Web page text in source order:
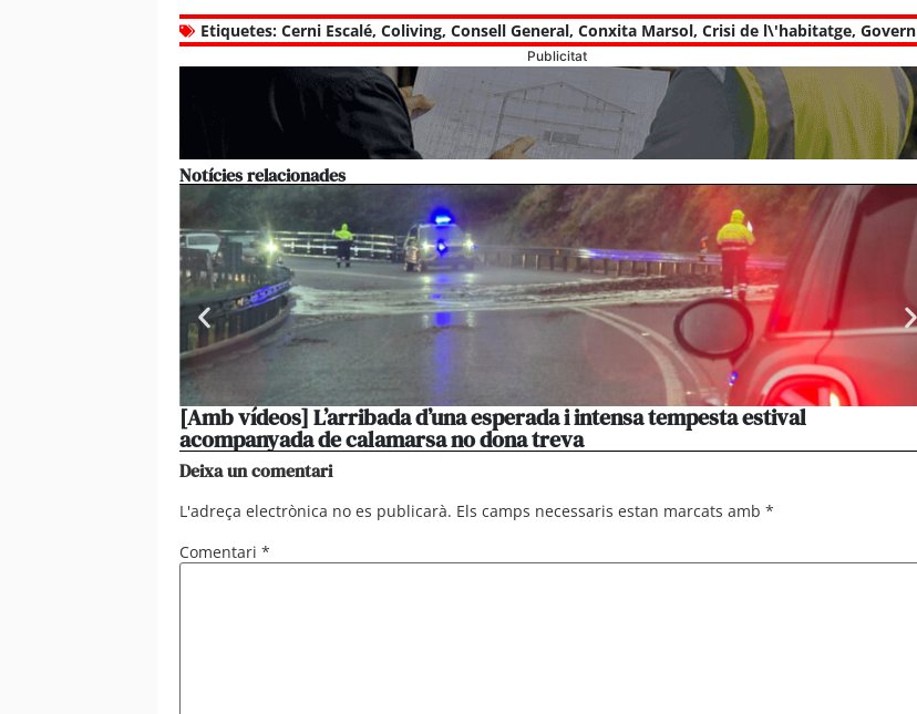
Etiquetes: Cerni Escalé, Coliving, Consell General, Conxita Marsol, Crisi de l\'habitatge, Govern
Publicitat
Notícies relacionades
[Amb vídeos] L’arribada d’una esperada i intensa tempesta estival
acompanyada de calamarsa no dona treva
Deixa un comentari
L'adreça electrònica no es publicarà. Els camps necessaris estan marcats amb *
Comentari *